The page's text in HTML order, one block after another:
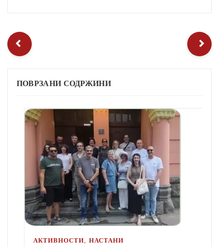
ПОВРЗАНИ СОДРЖИНИ
АКТИВНОСТИ,НАСТАНИ